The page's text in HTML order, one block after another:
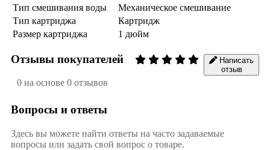
Тип смешивания воды
Механическое смешивание
Тип картриджа
Картридж
Размер картриджа
1 дюйм
Отзывы покупателей
0 на основе 0 отзывов
Написать
отзыв
Вопросы и ответы
Здесь вы можете найти ответы на часто задаваемые
вопросы или задать свой вопрос о товаре.